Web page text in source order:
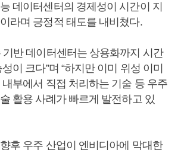
데이터센터의 경제성이 시간이 지
라며 긍정적 태도를 내비쳤다.
기반 데이터센터는 상용화까지 시간
이 크다”며 “하지만 이미 위성 이미
부에서 직접 처리하는 기술 등 우주
활용 사례가 빠르게 발전하고 있
후 우주 산업이 엔비디아에 막대한